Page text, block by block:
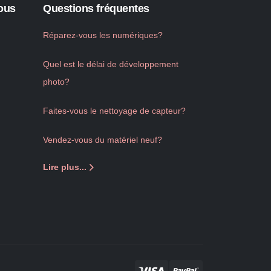
Questions fréquentes
Réparez-vous les numériques?
Quel est le délai de développement
photo?
Faites-vous le nettoyage de capteur?
Vendez-vous du matériel neuf?
Lire plus...